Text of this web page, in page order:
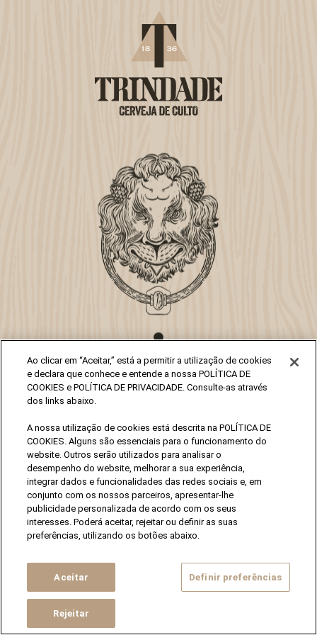
Cervejas
Eventos
Fábrica
Blog
Beer Finder
História
NÓS TEMOS MAIS DE 180 ANOS. E TU?
TENS MAIS DE 18?
SIM NÃO
Não adianta chorar sobre
Cerveja derramada.
Bebe com Moderação.
Facebook Instagram
servicocliente@centralcervejas.pt
Política de Cookies
ByJelly Copyrights 2020 © All rights reserved
Ao clicar em “Aceitar,” está a permitir a utilização de cookies
e declara que conhece e entende a nossa POLÍTICA DE
COOKIES e POLÍTICA DE PRIVACIDADE. Consulte-as através
dos links abaixo.
A nossa utilização de cookies está descrita na POLÍTICA DE
COOKIES. Alguns são essenciais para o funcionamento do
website. Outros serão utilizados para analisar o
desempenho do website, melhorar a sua experiência,
integrar dados e funcionalidades das redes sociais e, em
conjunto com os nossos parceiros, apresentar-lhe
publicidade personalizada de acordo com os seus
interesses. Poderá aceitar, rejeitar ou definir as suas
preferências, utilizando os botões abaixo.
Aceitar Definir preferências
Rejeitar